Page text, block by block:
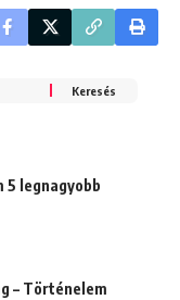
5 legnagyobb
– Történelem